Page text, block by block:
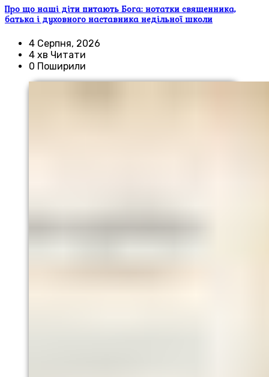
Про що наші діти питають Бога: нотатки священника,
батька і духовного наставника недільної школи
4 Серпня, 2026
4 хв Читати
0 Поширили